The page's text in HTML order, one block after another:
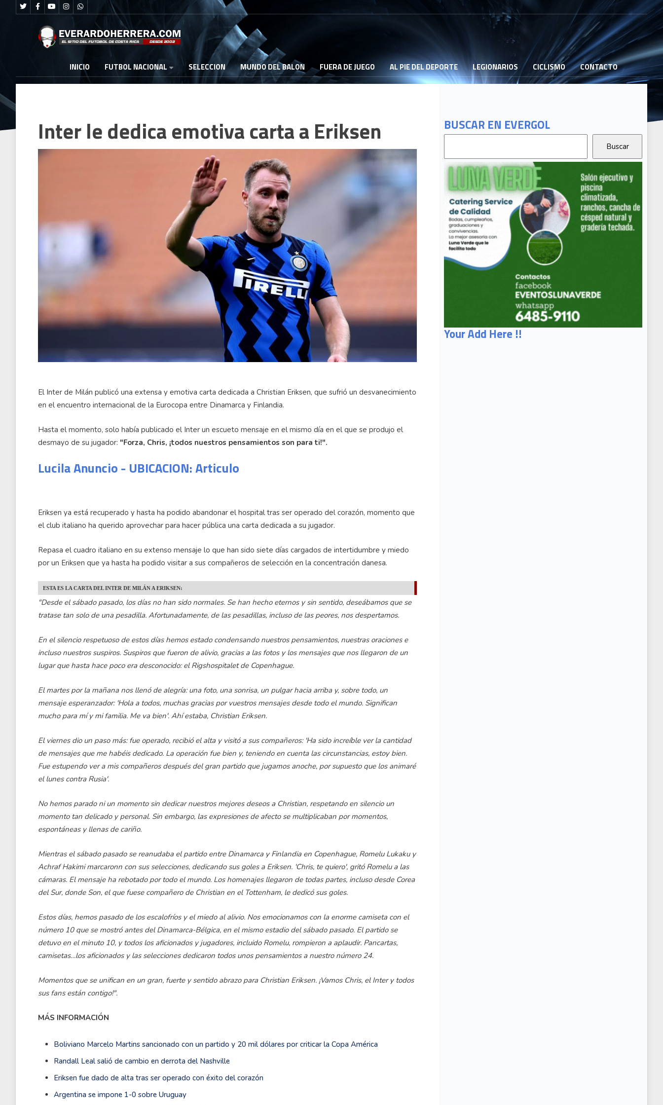
INICIO FUTBOL NACIONAL SELECCION MUNDO DEL BALON FUERA DE JUEGO AL PIE DEL DEPORTE LEGIONARIOS CICLISMO CONTACTO
BUSCAR EN EVERGOL
Your Add Here !!
Inter le dedica emotiva carta a Eriksen
El Inter de Milán publicó una extensa y emotiva carta dedicada a Christian Eriksen, que sufrió un desvanecimiento
en el encuentro internacional de la Eurocopa entre Dinamarca y Finlandia.
Hasta el momento, solo había publicado el Inter un escueto mensaje en el mismo día en el que se produjo el
desmayo de su jugador: "Forza, Chris, ¡todos nuestros pensamientos son para ti!".
Lucila Anuncio - UBICACION: Articulo
Eriksen ya está recuperado y hasta ha podido abandonar el hospital tras ser operado del corazón, momento que
el club italiano ha querido aprovechar para hacer pública una carta dedicada a su jugador.
Repasa el cuadro italiano en su extenso mensaje lo que han sido siete días cargados de intertidumbre y miedo
por un Eriksen que ya hasta ha podido visitar a sus compañeros de selección en la concentración danesa.
ESTA ES LA CARTA DEL INTER DE MILÁN A ERIKSEN:
"Desde el sábado pasado, los días no han sido normales. Se han hecho eternos y sin sentido, deseábamos que se
tratase tan solo de una pesadilla. Afortunadamente, de las pesadillas, incluso de las peores, nos despertamos.
En el silencio respetuoso de estos días hemos estado condensando nuestros pensamientos, nuestras oraciones e
incluso nuestros suspiros. Suspiros que fueron de alivio, gracias a las fotos y los mensajes que nos llegaron de un
lugar que hasta hace poco era desconocido: el Rigshospitalet de Copenhague.
El martes por la mañana nos llenó de alegría: una foto, una sonrisa, un pulgar hacia arriba y, sobre todo, un
mensaje esperanzador: 'Hola a todos, muchas gracias por vuestros mensajes desde todo el mundo. Significan
mucho para mí y mi familia. Me va bien'. Ahí estaba, Christian Eriksen.
El viernes dio un paso más: fue operado, recibió el alta y visitó a sus compañeros: 'Ha sido increíble ver la cantidad
de mensajes que me habéis dedicado. La operación fue bien y, teniendo en cuenta las circunstancias, estoy bien.
Fue estupendo ver a mis compañeros después del gran partido que jugamos anoche, por supuesto que los animaré
el lunes contra Rusia'.
No hemos parado ni un momento sin dedicar nuestros mejores deseos a Christian, respetando en silencio un
momento tan delicado y personal. Sin embargo, las expresiones de afecto se multiplicaban por momentos,
espontáneas y llenas de cariño.
Mientras el sábado pasado se reanudaba el partido entre Dinamarca y Finlandia en Copenhague, Romelu Lukaku y
Achraf Hakimi marcaronn con sus selecciones, dedicando sus goles a Eriksen. 'Chris, te quiero', gritó Romelu a las
cámaras. El mensaje ha rebotado por todo el mundo. Los homenajes llegaron de todas partes, incluso desde Corea
del Sur, donde Son, el que fuese compañero de Christian en el Tottenham, le dedicó sus goles.
Estos días, hemos pasado de los escalofríos y el miedo al alivio. Nos emocionamos con la enorme camiseta con el
número 10 que se mostró antes del Dinamarca-Bélgica, en el mismo estadio del sábado pasado. El partido se
detuvo en el minuto 10, y todos los aficionados y jugadores, incluido Romelu, rompieron a aplaudir. Pancartas,
camisetas…los aficionados y las selecciones dedicaron todos unos pensamientos a nuestro número 24.
Momentos que se unifican en un gran, fuerte y sentido abrazo para Christian Eriksen. ¡Vamos Chris, el Inter y todos
sus fans están contigo!".
MÁS INFORMACIÓN
Boliviano Marcelo Martins sancionado con un partido y 20 mil dólares por criticar la Copa América
Randall Leal salió de cambio en derrota del Nashville
Eriksen fue dado de alta tras ser operado con éxito del corazón
Argentina se impone 1-0 sobre Uruguay